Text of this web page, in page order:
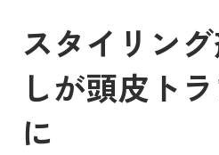
スタイリン
しが頭皮ト
に